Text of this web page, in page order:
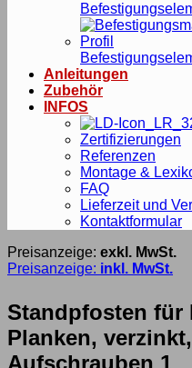
Anleitungen
Zubehör
INFOS
Zertifizierungen
Referenzen
Montage &
FAQ
Lieferzeit und
Kontaktformular
Preisanzeige: exkl. MwSt.
Preisanzeige: inkl. MwSt.
Standpfosten für
Planken,
Aufschrauben 1